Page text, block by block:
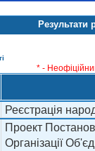
Результати
* -
Реєстрація
Проект
Організації